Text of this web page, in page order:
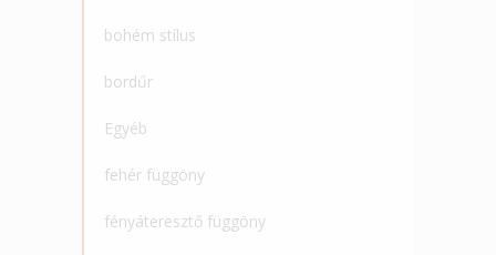
bohém stílus
bordűr
Egyéb
fehér függöny
fényáteresztő függöny